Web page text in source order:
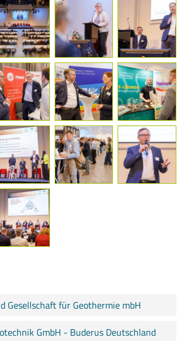
Gesellschaft für Geothermie mbH
GmbH - Buderus Deutschland